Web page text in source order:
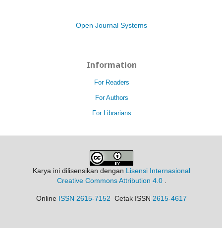
Open Journal Systems
Information
For Readers
For Authors
For Librarians
Karya ini dilisensikan dengan Lisensi Internasional
Creative Commons Attribution 4.0.
Online ISSN 2615-7152 Cetak ISSN 2615-4617